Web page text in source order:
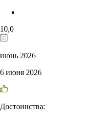
10,0
июнь 2026
6 июня 2026
Достоинства: